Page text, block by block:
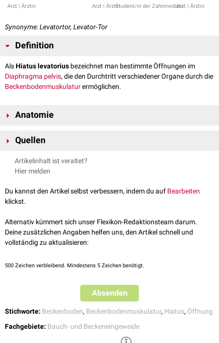
Arzt | Ärztin Arzt | ÄrztinStudent/in der ZahnmedizinArzt | Ärztin
Synonyme: Levatortor, Levator-Tor
Definition
AlsHiatus levatorius bezeichnet man bestimmte Öffnungen im
Diaphragma pelvis, die den Durchtritt verschiedener Organe durch die
Beckenbodenmuskulaturermöglichen.
Anatomie
den
medialenFasern des
Fasern auch als Levatorschenkel.
an dieSymphysis pubica
gelegenenHiatus analis. Dazwischen befindet sich bei Frauen außerdem
noch der
und derVaginadurch den Beckenboden.
Quellen
Aumüller G, Aust G, Engele J et al.: Anatomie. 3., aktualisierte
Auflage, 2014. Thieme Verlag. doi:10.1055/b-002-99154
Artikelinhalt ist veraltet?
Hier melden
Du kannst den Artikel selbst verbessern, indem du auf Bearbeiten
klickst.
Alternativ kümmert sich unser Flexikon-Redaktionsteam darum.
Deine zusätzlichen Angaben helfen uns, den Artikel schnell und
vollständig zu aktualisieren:
500 Zeichen verbleibend. Mindestens 5 Zeichen benötigt.
Absenden
Stichworte: Beckenboden, Beckenbodenmuskulatur, Hiatus, Öffnung
Fachgebiete: Bauch- und Beckeneingeweide